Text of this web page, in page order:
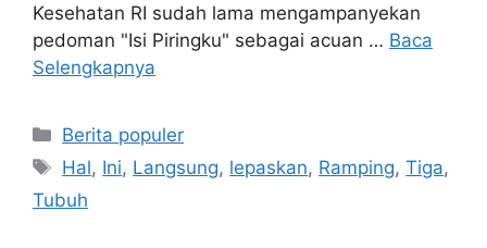
Kesehatan RI sudah lama mengampanyekan
pedoman "Isi Piringku" sebagai acuan … Baca
Selengkapnya
Kategori
Berita populer
Tag
Hal, Ini, Langsung, lepaskan, Ramping,Tiga,
Tubuh